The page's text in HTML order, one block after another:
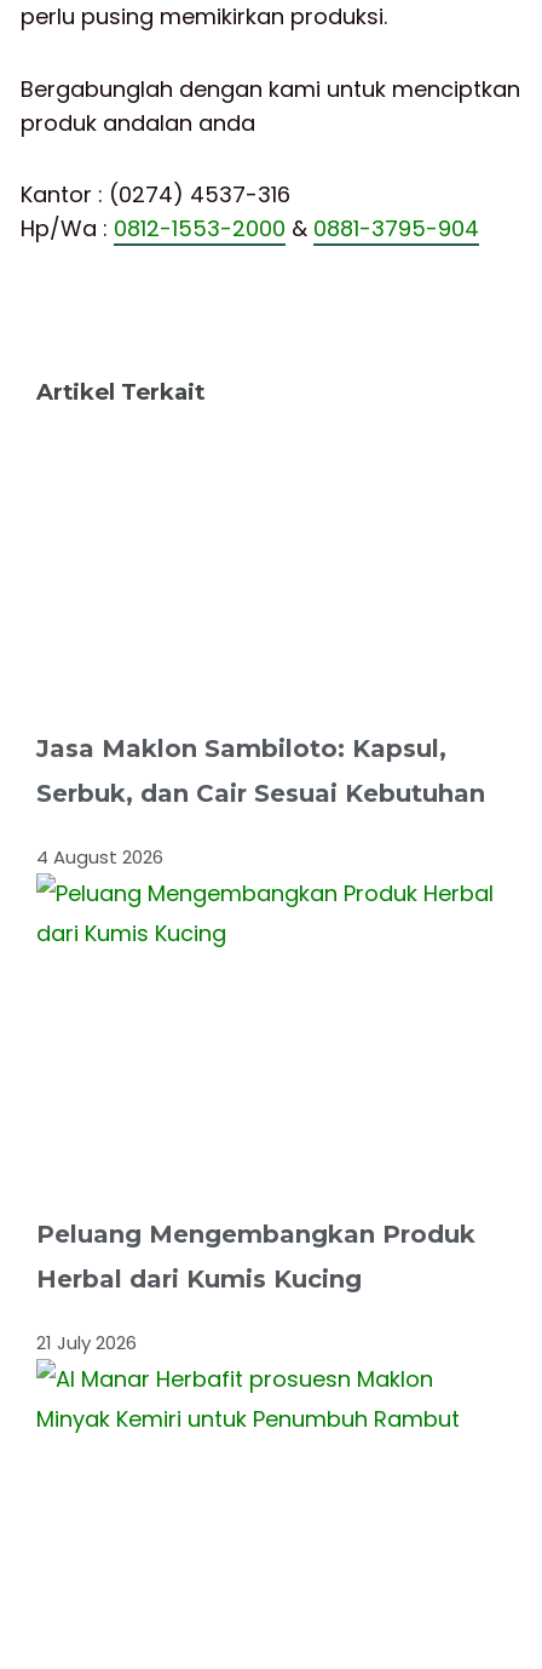
perlu pusing memikirkan produksi.
Bergabunglah dengan kami untuk menciptkan
produk andalan anda
Kantor : (0274) 4537-316
Hp/Wa : 0812-1553-2000 & 0881-3795-904
Artikel Terkait
Jasa Maklon Sambiloto: Kapsul,
Serbuk, dan Cair Sesuai Kebutuhan
4 August 2026
Peluang Mengembangkan Produk
Herbal dari Kumis Kucing
21 July 2026